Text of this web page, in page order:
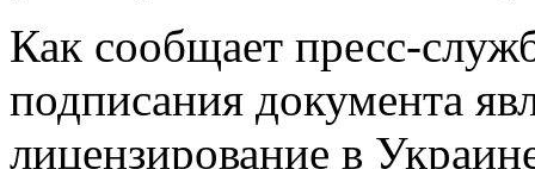
Как сообщает пресс-
подписания документа
лицензирование в